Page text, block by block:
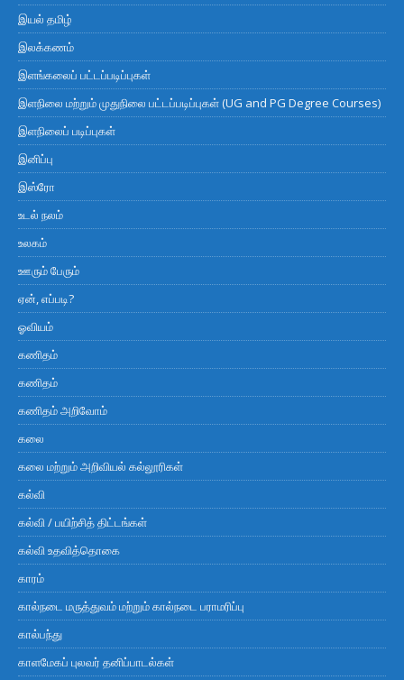
இயல் தமிழ்
இலக்கணம்
இளங்கலைப் பட்டப்படிப்புகள்
இளநிலை மற்றும் முதுநிலை பட்டப்படிப்புகள் (UG and PG Degree Courses)
இளநிலைப் படிப்புகள்
இனிப்பு
இஸ்ரோ
உடல் நலம்
உலகம்
ஊரும் பேரும்
ஏன், எப்படி?
ஓவியம்
கணிதம்
கணிதம்
கணிதம் அறிவோம்
கலை
கலை மற்றும் அறிவியல் கல்லூரிகள்
கல்வி
கல்வி / பயிற்சித் திட்டங்கள்
கல்வி உதவித்தொகை
காரம்
கால்நடை மருத்துவம் மற்றும் கால்நடை பராமரிப்பு
கால்பந்து
காளமேகப் புலவர் தனிப்பாடல்கள்